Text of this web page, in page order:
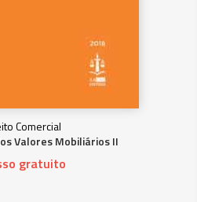
Comercial
Valores Mobiliários II
gratuito